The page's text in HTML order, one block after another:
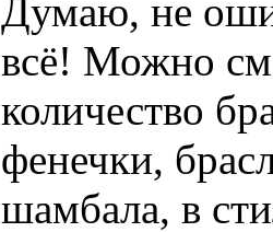
Думаю, не
всё! Можно
количество
фенечки,
шамбала, в